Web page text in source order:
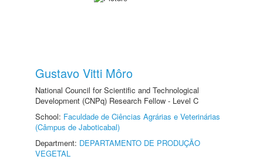
Gustavo Vitti Môro
National Council for Scientific and Technological
Development (CNPq) Research Fellow - Level C
School: Faculdade de Ciências Agrárias e Veterinárias
(Câmpus de Jaboticabal)
Department: DEPARTAMENTO DE PRODUÇÃO
VEGETAL